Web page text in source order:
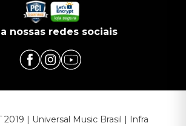
nossas redes sociais
2019 | Universal Music Brasil | Infra